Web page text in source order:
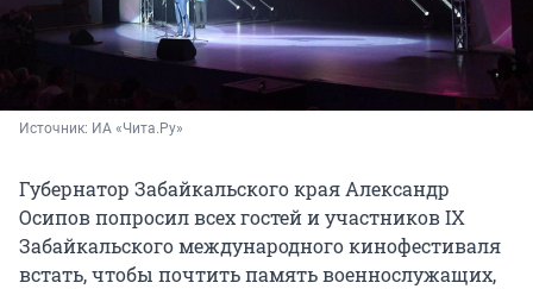
Источник: ИА «Чита.Ру»
Губернатор Забайкальского края Александр
Осипов попросил всех гостей и участников IX
Забайкальского международного кинофестиваля
встать, чтобы почтить память военнослужащих,